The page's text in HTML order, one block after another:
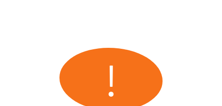
!